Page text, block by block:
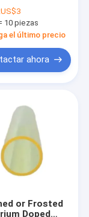
Density
US$3
10 piezas
el último precio
ahora
or Frosted
Doped